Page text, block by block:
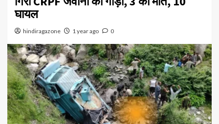
घायल
hindiragazone 1 year ago 0